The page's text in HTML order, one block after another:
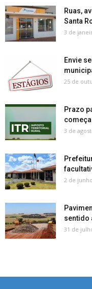
Ruas,
Santa
3 de
Envie
25 de
Prazo
3 de
2 de
sentido
31 de